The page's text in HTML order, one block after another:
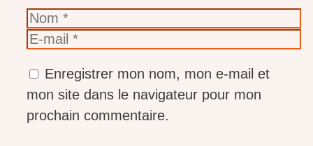
Nom
E-
Enregistrer mon nom, mon e-mail et
mon site dans le navigateur pour mon
prochain commentaire.